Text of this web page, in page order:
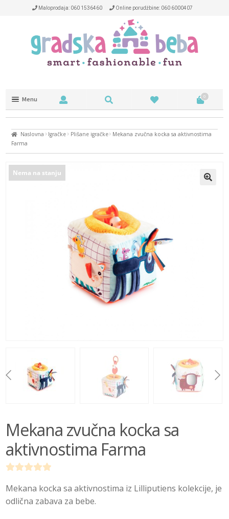
Maloprodaja: 060 1536460 Online porudžbine: 060 6000407
0
Menu
Trotineti i kacige
NA OTVORENOM
NAOČARE
Naslovna Igračke Plišane igračke
Mekana zvučna kocka sa aktivnostima
Farma
Nema na stanju
Mekana zvučna kocka sa
aktivnostima Farma
c
e
Mekana kocka sa aktivnostima iz Lilliputiens kolekcije, je
odlična zabava za bebe.